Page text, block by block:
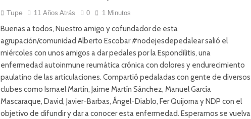
Tupe 11 Años Atrás 0 1 Minutos
Buenas a todos, Nuestro amigo y cofundador de esta
agrupación/comunidad Alberto Escobar #nodejesdepedalear salió el
miércoles con unos amigos a dar pedales por la Espondilitis, una
enfermedad autoinmune reumática crónica con dolores y endurecimiento
paulatino de las articulaciones. Compartió pedaladas con gente de diversos
clubes como Ismael Martín, Jaime Martín Sánchez, Manuel García
Mascaraque, David, Javier-Barbas, Ángel-Diablo, Fer Quijorna y NDP con el
objetivo de difundir y dar a conocer esta enfermedad. Esperamos se vuelva